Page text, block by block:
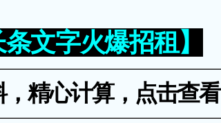
条文字火爆招租】
精心计算，点击查看